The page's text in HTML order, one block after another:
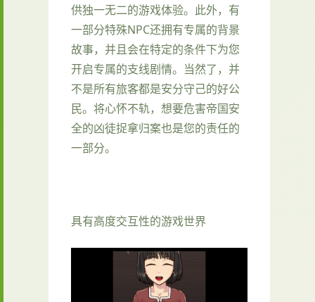
供独一无二的游戏体验。此外，有
一部分特殊NPC还拥有专属的背景
故事，并且会在特定的条件下为您
开启专属的支线剧情。当然了，并
不是所有旅客都是安分守己的好公
民。将心怀不轨，想要危害帝国安
全的凶徒捉拿归案也是您的责任的
一部分。
具有高度交互性的游戏世界